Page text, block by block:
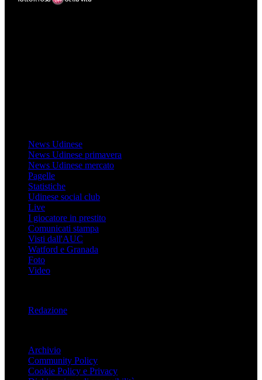
News Udinese
News Udinese primavera
News Udinese mercato
Pagelle
Statistiche
Udinese social club
Live
I giocatore in prestito
Comunicati stampa
Visti dall'AUC
Watford e Granada
Foto
Video
Redazione
Archivio
Community Policy
Cookie Policy e Privacy